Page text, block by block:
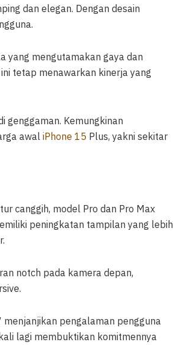
dan elegan. Dengan desain
yang mengutamakan gaya dan
tetap menawarkan kinerja yang
genggaman. Kemungkinan
awal iPhone 15 Plus, yakni sekitar
canggih, model Pro dan Pro Max
peningkatan tampilan yang lebih
notch pada kamera depan,
menjanjikan pengalaman pengguna
lagi membuktikan komitmennya